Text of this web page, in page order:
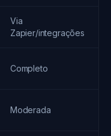
Via
Zapier/integrações
Completo
Moderada